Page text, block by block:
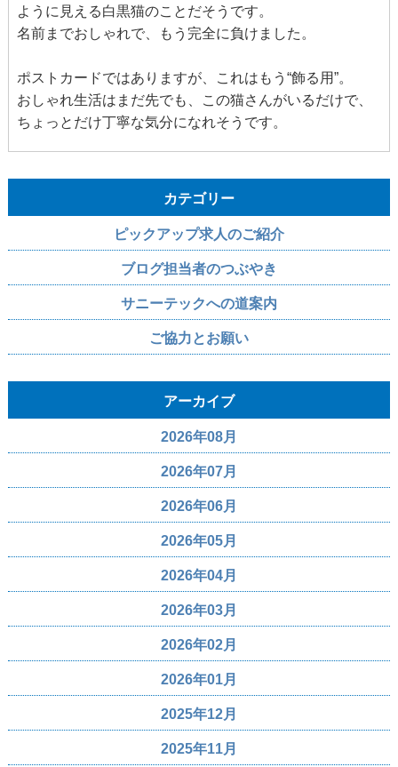
ように見える白黒猫のことだそうです。
名前までおしゃれで、もう完全に負けました。
ポストカードではありますが、これはもう“飾る用”。
おしゃれ生活はまだ先でも、この猫さんがいるだけで、
ちょっとだけ丁寧な気分になれそうです。
カテゴリー
ピックアップ求人のご紹介
ブログ担当者のつぶやき
サニーテックへの道案内
ご協力とお願い
アーカイブ
2026年08月
2026年07月
2026年06月
2026年05月
2026年04月
2026年03月
2026年02月
2026年01月
2025年12月
2025年11月